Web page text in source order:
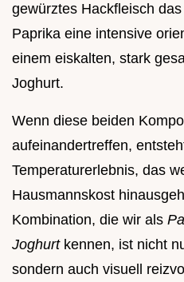
gewürztes Hackfleisch
Paprika eine intensive
einem eiskalten, stark
Joghurt.
Wenn diese beiden
aufeinandertreffen,
Temperaturerlebnis, das
Hausmannskost
Kombination, die wir als
Joghurt kennen, ist nicht
sondern auch visuell